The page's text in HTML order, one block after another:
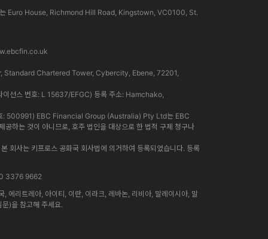
는 Euro House, Richmond Hill Road, Kingstown, VC0100, St.
Standard Chartered Tower, Cybercity, Ebene, 72201,
선스 번호: L 15637/EFGC) 등록 주소: Hamchako,
: 500991) EBC Financial Group (Australia) Pty Ltd는 EBC
하는 것이 아니므로, 호주 법인을 대상으로 한 법적 구제 청구나
회사는 키프로스 공화국 회사법에 의거하여 등록되었습니다. 등록
3376 9662
에리트레아, 아이티, 이란, 이라크, 레바논, 리비아, 말레이시아, 말
)을 참고해 주세요.